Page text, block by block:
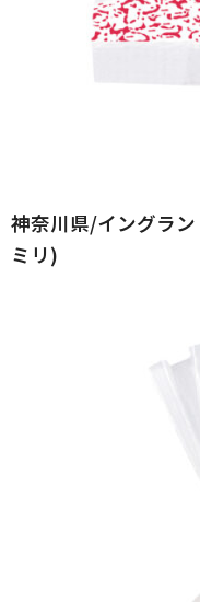
神奈川県/イングラ
ミリ)